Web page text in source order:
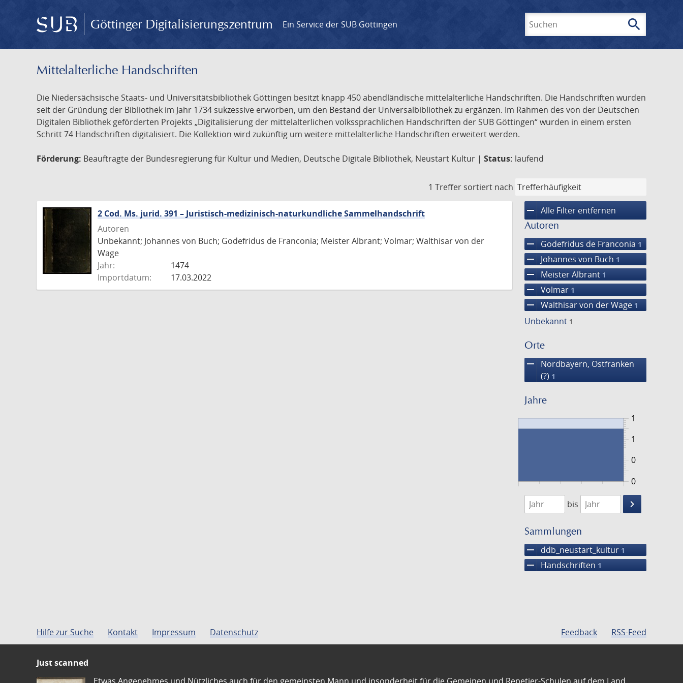
Göttinger Digitalisierungszentrum Ein Service der SUB Göttingen search
Mittelalterliche Handschriften
Die Niedersächsische Staats- und Universitätsbibliothek Göttingen besitzt knapp 450 abendländische mittelalterliche Handschriften. Die Handschriften wurden
seit der Gründung der Bibliothek im Jahr 1734 sukzessive erworben, um den Bestand der Universalbibliothek zu ergänzen. Im Rahmen des von der Deutschen
Digitalen Bibliothek geförderten Projekts „Digitalisierung der mittelalterlichen volkssprachlichen Handschriften der SUB Göttingen“ wurden in einem ersten
Schritt 74 Handschriften digitalisiert. Die Kollektion wird zukünftig um weitere mittelalterliche Handschriften erweitert werden.
Förderung: Beauftragte der Bundesregierung für Kultur und Medien, Deutsche Digitale Bibliothek, Neustart Kultur | Status: laufend
1 Treffer sortiert nach
remove Alle Filter entfernen
Autoren
remove Godefridus de Franconia 1
remove Johannes von Buch 1
remove Meister Albrant 1
remove Volmar 1
remove Walthisar von der Wage 1
Unbekannt 1
Orte
remove
Nordbayern, Ostfranken
(?) 1
Jahre
0
1
0
1
1474
1475
bis
keyboard_arrow_right
Suche
Sammlungen
remove ddb_neustart_kultur 1
remove Handschriften 1
2 Cod. Ms. jurid. 391 – Juristisch-medizinisch-naturkundliche Sammelhandschrift
Autoren
Unbekannt; Johannes von Buch; Godefridus de Franconia; Meister Albrant; Volmar; Walthisar von der
Wage
Jahr:
1474
Importdatum:
17.03.2022
Hilfe zur Suche Kontakt Impressum Datenschutz Feedback RSS-Feed
Just scanned